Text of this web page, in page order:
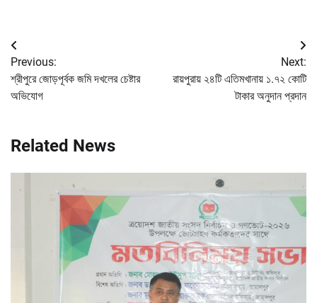
Post
navigation
Previous:
শ্রীপুরে জোড়পূর্বক জমি দখলের চেষ্টার
অভিযোগ
Next:
রায়পুরায় ২৪টি এতিমখানায় ১.৭২ কোটি
টাকার অনুদান প্রদান
Related News